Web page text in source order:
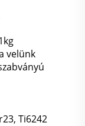
velünk
Ti6242